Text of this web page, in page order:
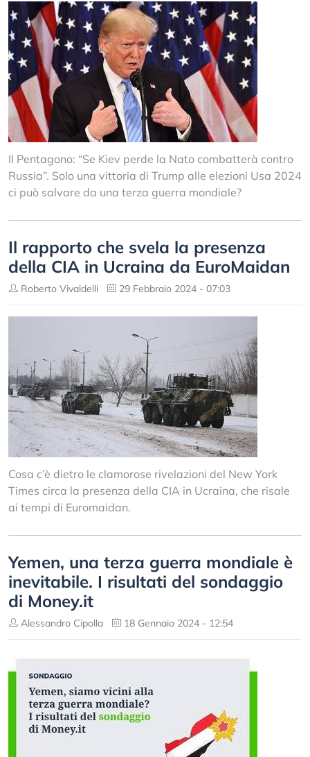
Il Pentagono: “Se Kiev perde la Nato combatterà contro
Russia”. Solo una vittoria di Trump alle elezioni Usa 2024
ci può salvare da una terza guerra mondiale?
Il rapporto che svela la presenza
della CIA in Ucraina da EuroMaidan
Roberto Vivaldelli 29 Febbraio 2024 - 07:03
Cosa c’è dietro le clamorose rivelazioni del New York
Times circa la presenza della CIA in Ucraina, che risale
ai tempi di Euromaidan.
Yemen, una terza guerra mondiale è
inevitabile. I risultati del sondaggio
di Money.it
Alessandro Cipolla 18 Gennaio 2024 - 12:54